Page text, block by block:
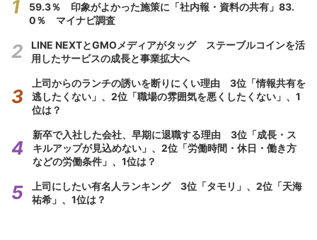
59.3％ 印象がよかった施策に「社内報・資料の共有」83.
0％ マイナビ調査
LINE NEXTとGMOメディアがタッグ ステーブルコインを活
用したサービスの成長と事業拡大へ
上司からのランチの誘いを断りにくい理由 3位「情報共有を
逃したくない」、2位「職場の雰囲気を悪くしたくない」、1
位は？
新卒で入社した会社、早期に退職する理由 3位「成長・ス
キルアップが見込めない」、2位「労働時間・休日・働き方
などの労働条件」、1位は？
上司にしたい有名人ランキング 3位「タモリ」、2位「天海
祐希」、1位は？